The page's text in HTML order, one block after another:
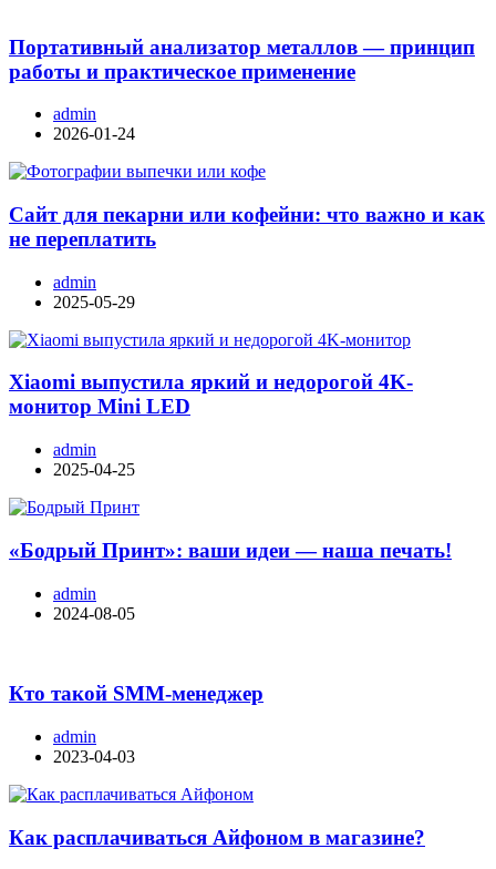
Портативный анализатор металлов — принцип
работы и практическое применение
admin
2026-01-24
Сайт для пекарни или кофейни: что важно и как
не переплатить
admin
2025-05-29
Xiaomi выпустила яркий и недорогой 4K-
монитор Mini LED
admin
2025-04-25
«Бодрый Принт»: ваши идеи — наша печать!
admin
2024-08-05
Кто такой SMM-менеджер
admin
2023-04-03
Как расплачиваться Айфоном в магазине?